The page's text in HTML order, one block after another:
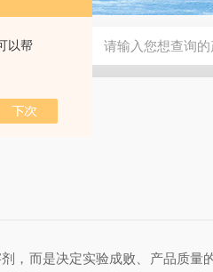
以帮KMEDI-I实验室超纯水器30L/H
而是决定实验成败、产品质量